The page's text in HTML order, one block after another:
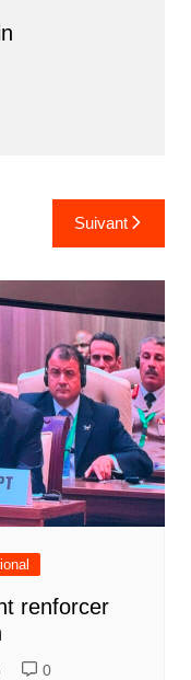
Suivant
renforcer
0